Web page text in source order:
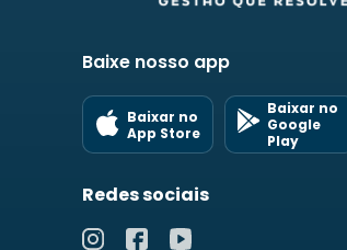
Baixe nosso app
Baixar no
App Store
Baixar no
Google
Play
Redes sociais